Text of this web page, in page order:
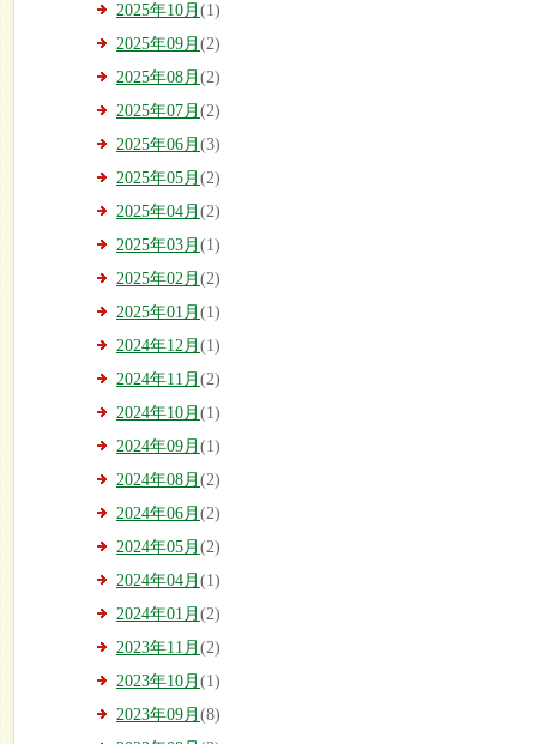
2025年10月 (1)
2025年09月 (2)
2025年08月 (2)
2025年07月 (2)
2025年06月 (3)
2025年05月 (2)
2025年04月 (2)
2025年03月 (1)
2025年02月 (2)
2025年01月 (1)
2024年12月 (1)
2024年11月 (2)
2024年10月 (1)
2024年09月 (1)
2024年08月 (2)
2024年06月 (2)
2024年05月 (2)
2024年04月 (1)
2024年01月 (2)
2023年11月 (2)
2023年10月 (1)
2023年09月 (8)